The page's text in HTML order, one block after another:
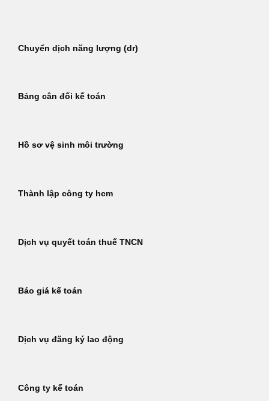
dungChuyển dịch năng lượng (dr)
Bảng cân đối kế toán
Hồ sơ vệ sinh môi trường
Thành lập công ty hcm
Dịch vụ quyết toán thuế TNCN
Báo giá kế toán
Dịch vụ đăng ký lao động
Công ty kế toán